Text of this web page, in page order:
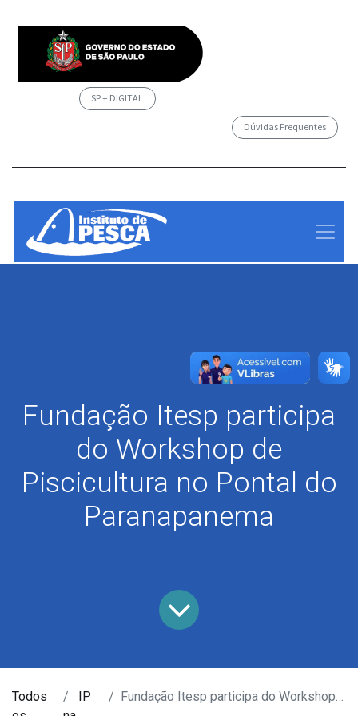
SP + DIGITAL
Dúvidas Frequentes
Fundação Itesp participa
do Workshop de
Piscicultura no Pontal do
Paranapanema
Todos
IP
Fundação Itesp participa do Workshop de Piscicultura no Pontal do Paranapanema